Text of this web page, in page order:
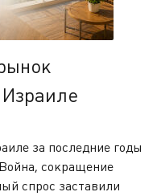
за последние годы
сокращение
спрос заставили